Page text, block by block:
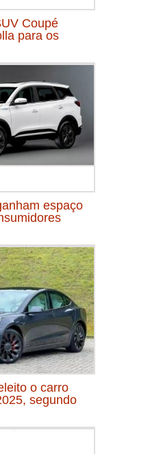
Coupé
para os
espaço
o carro
segundo